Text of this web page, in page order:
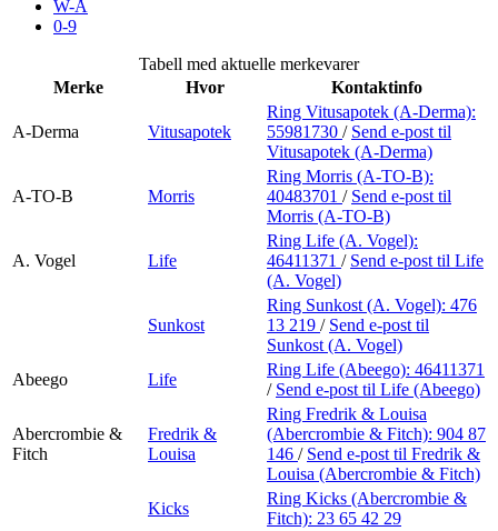
Parkering
Praktisk informasjon
Gavekort
W-Å
0-9
Tabell med aktuelle merkevarer
Merke
Hvor Kontaktinfo
A-Derma Vitusapotek
Ring Vitusapotek (A-Derma):
55981730 / Send e-post til
Vitusapotek (A-Derma)
A-TO-B Morris
Ring Morris (A-TO-B):
40483701 / Send e-post til
Morris (A-TO-B)
A. Vogel Life
Ring Life (A. Vogel):
46411371 / Send e-post til Life
(A. Vogel)
Sunkost
Ring Sunkost (A. Vogel): 476
13 219 / Send e-post til
Sunkost (A. Vogel)
Abeego
Life
Ring Life (Abeego): 46411371
/ Send e-post til Life (Abeego)
Abercrombie &
Fitch
Fredrik &
Louisa
Ring Fredrik & Louisa
(Abercrombie & Fitch): 904 87
146 / Send e-post til Fredrik &
Louisa (Abercrombie & Fitch)
Kicks
Ring Kicks (Abercrombie &
Fitch): 23 65 42 29